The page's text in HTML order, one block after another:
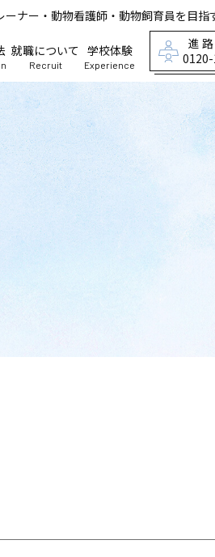
ナー・動物看護師・動物飼育員を目指
就職について
Recruit
学校体験
Experience
進